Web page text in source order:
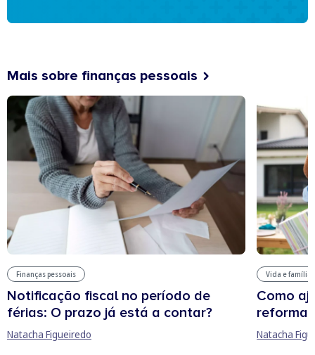
Mais sobre finanças pessoais
Finanças pessoais
Notificação fiscal no período de
férias: O prazo já está a contar?
Natacha Figueiredo
Vida e família
Como
reforma
Natacha